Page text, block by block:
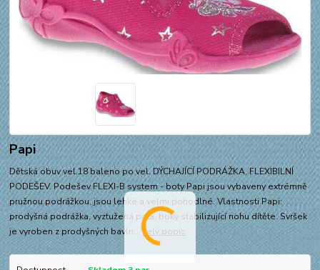
Papi
Dětská obuv vel.18 baleno po vel. DÝCHAJÍCÍ PODRÁŽKA, FLEXIBILNÍ
PODEŠEV. Podešev FLEXI-B system - boty Papi jsou vybaveny extrémně
pružnou podrážkou, jsou lehké a velmi pohodlné. Vlastnosti Papi:
prodyšná podrážka, vyztužená pata, boky stabilizující nohu dítěte. Svršek
je vyroben z prodyšných bavln...celý popis